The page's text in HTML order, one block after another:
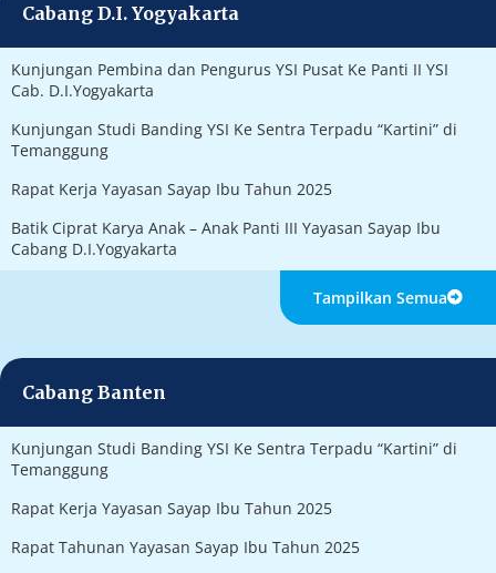
Cabang D.I. Yogyakarta
Kunjungan Pembina dan Pengurus YSI Pusat Ke Panti II YSI
Cab. D.I.Yogyakarta
Kunjungan Studi Banding YSI Ke Sentra Terpadu “Kartini” di
Temanggung
Rapat Kerja Yayasan Sayap Ibu Tahun 2025
Batik Ciprat Karya Anak – Anak Panti III Yayasan Sayap Ibu
Cabang D.I.Yogyakarta
Tampilkan Semua
Cabang Banten
Kunjungan Studi Banding YSI Ke Sentra Terpadu “Kartini” di
Temanggung
Rapat Kerja Yayasan Sayap Ibu Tahun 2025
Rapat Tahunan Yayasan Sayap Ibu Tahun 2025